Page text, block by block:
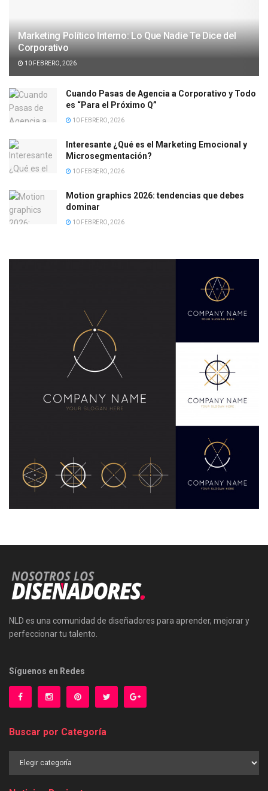
Marketing Político Interno: Lo Que Nadie Te Dice del
Corporativo
10 FEBRERO, 2026
Cuando Pasas de Agencia a Corporativo y Todo
es “Para el Próximo Q”
10 FEBRERO, 2026
Interesante ¿Qué es el Marketing Emocional y
Microsegmentación?
10 FEBRERO, 2026
Motion graphics 2026: tendencias que debes
dominar
10 FEBRERO, 2026
NLD es una comunidad de diseñadores para aprender, mejorar y
perfeccionar tu talento.
Síguenos en Redes
Buscar por Categoría